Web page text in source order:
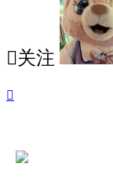
关注
